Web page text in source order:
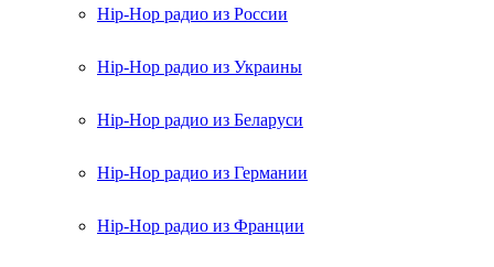
Hip-Hop радио из России
Hip-Hop радио из Украины
Hip-Hop радио из Беларуси
Hip-Hop радио из Германии
Hip-Hop радио из Франции